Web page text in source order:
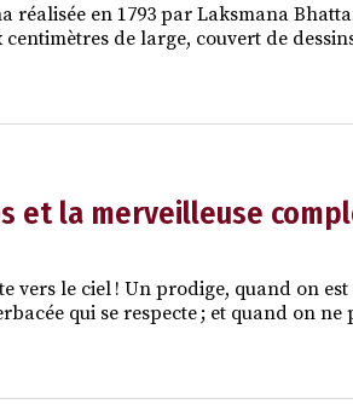
réalisée en 1793 par Laksmana
de large, couvert de
et la merveilleuse
vers le ciel ! Un prodige, quand on
qui se respecte ; et quand on